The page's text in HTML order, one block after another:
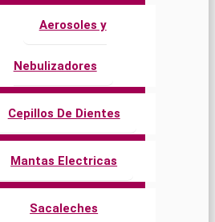
Aerosoles y
Nebulizadores
Cepillos De Dientes
Mantas Electricas
Sacaleches